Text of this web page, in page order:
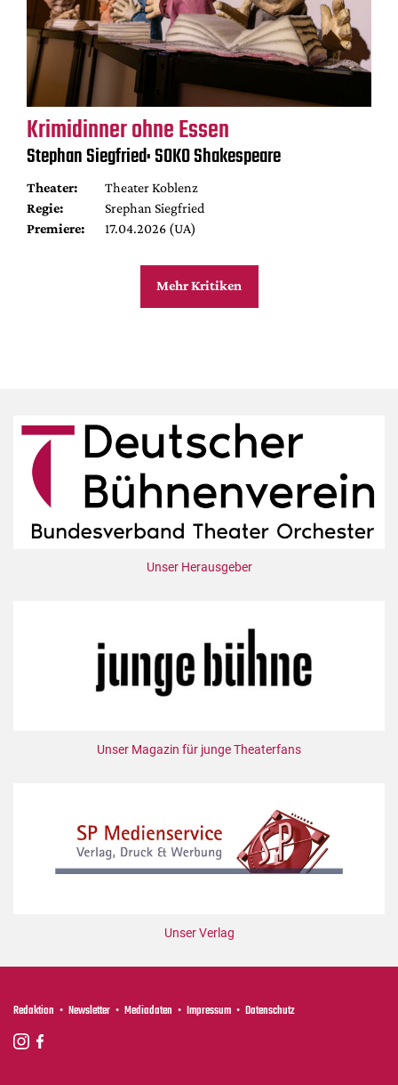
Krimidinner ohne Essen
Stephan Siegfried: SOKO Shakespeare
Theater:
Theater Koblenz
Regie:
Srephan Siegfried
Premiere:
17.04.2026 (UA)
Mehr Kritiken
Unser Herausgeber
Unser Magazin für junge Theaterfans
Unser Verlag
Redaktion Newsletter Mediadaten Impressum Datenschutz